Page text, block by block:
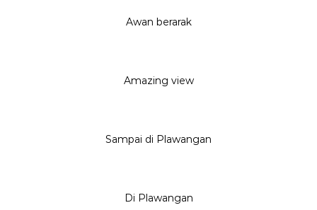
Awan berarak
Amazing view
Sampai di Plawangan
Di Plawangan